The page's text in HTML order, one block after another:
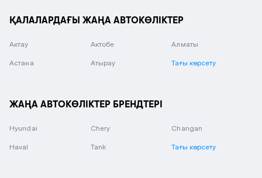
ҚАЛАЛАРДАҒЫ ЖАҢА АВТОКӨЛІКТЕР
Актау Актобе Алматы
Астана Атырау Тағы көрсету
ЖАҢА АВТОКӨЛІКТЕР БРЕНДТЕРІ
Hyundai Chery Changan
Haval Tank Тағы көрсету